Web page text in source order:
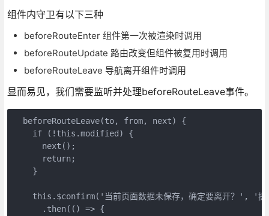
组件内守卫有以下三种
beforeRouteEnter 组件第一次被渲染时调用
beforeRouteUpdate 路由改变但组件被复用时调用
beforeRouteLeave 导航离开组件时调用
显而易见，我们需要监听并处理beforeRouteLeave事件。
  beforeRouteLeave(to, from, next) {
    if (!this.modified) {
      next();
      return;
    }
this.$confirm('当前页面数据未保存，确定要离开？', '
      .then(() => {